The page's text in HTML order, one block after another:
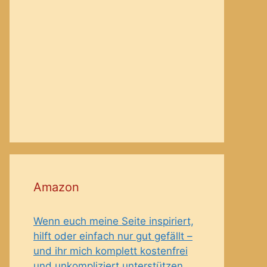
Amazon
Wenn euch meine Seite inspiriert,
hilft oder einfach nur gut gefällt –
und ihr mich komplett kostenfrei